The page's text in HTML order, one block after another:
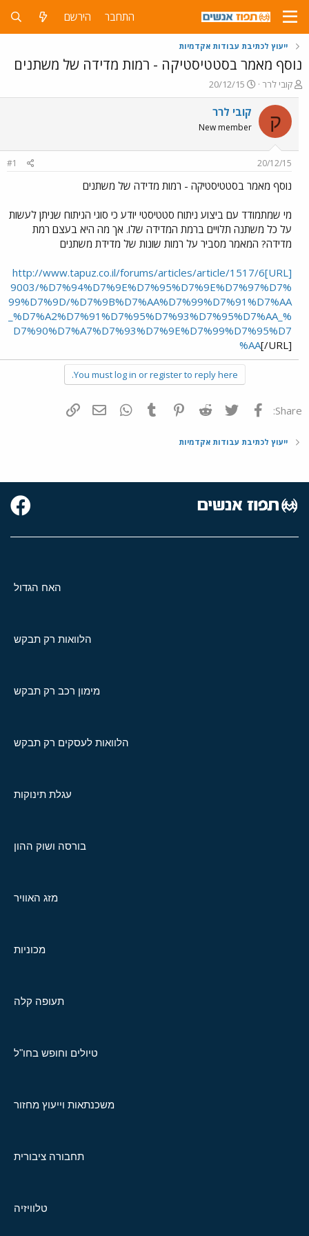
התחבר הירשם
ייעוץ לכתיבת עבודות אקדמיות
נוסף מאמר בסטטיסטיקה - רמות מדידה של משתנים
פ
ו
ת
ח
ה
ש
א
קובי לרר
פ
ו
ר
ם
ר
20/12/15
ק קובי לרר
New member
20/12/15
#1
נוסף מאמר בסטטיסטיקה - רמות מדידה של משתנים
מי שמתמודד עם ביצוע ניתוח סטטיסטי יודע כי סוגי הניתוח שניתן לעשות
על כל משתנה תלויים ברמת המדידה שלו. אך מה היא בעצם רמת
מדידה? המאמר מסביר על רמות שונות של מדידת משתנים
[URL]http://www.tapuz.co.il/forums/articles/article/1517/6
9003/%D7%94%D7%9E%D7%95%D7%9E%D7%97%D7%
99%D7%9D/%D7%9B%D7%AA%D7%99%D7%91%D7%AA
_%D7%A2%D7%91%D7%95%D7%93%D7%95%D7%AA_%
D7%90%D7%A7%D7%93%D7%9E%D7%99%D7%95%D7
%AA[/URL]
You must log in or register to reply here.
Share: פייסבוק Twitter
Reddit
Pinterest
Tumblr
WhatsAppדואר אלקטרוני
ייעוץ לכתיבת עבודות אקדמיות
האח הגדול
הלוואות רק תבקש
מימון רכב רק תבקש
הלוואות לעסקים רק תבקש
עגלת תינוקות
בורסה ושוק ההון
מזג האוויר
מכוניות
תעופה קלה
טיולים וחופש בחו"ל
משכנתאות וייעוץ מחזור
תחבורה ציבורית
טלוויזיה